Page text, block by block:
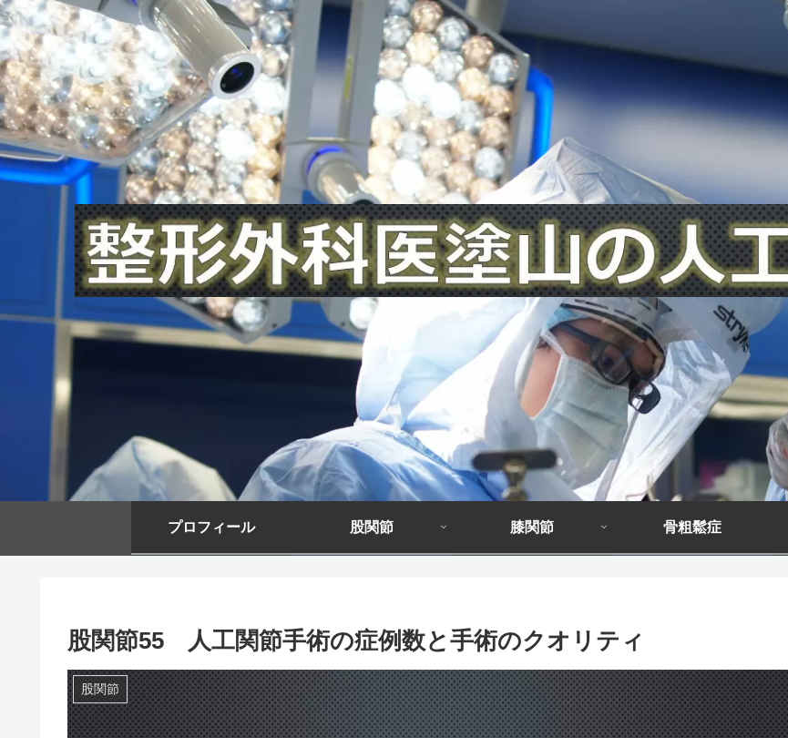
プロフィール 股関節 膝関節 骨粗鬆症
股関節55 人工関節手術の症例数と手術のクオリティ
股関節